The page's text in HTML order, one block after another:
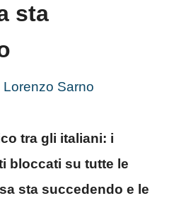
sta
Lorenzo Sarno
tra gli italiani: i
bloccati su tutte le
sta succedendo e le